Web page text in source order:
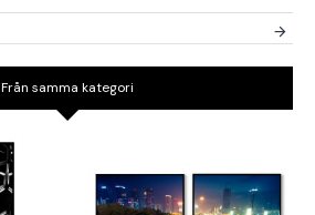
Från samma kategori